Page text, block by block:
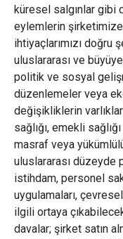
küresel salgınlar gibi
eylemlerin
ihtiyaçlarımızı
uluslararası ve
politik ve sosyal
düzenlemeler veya
değişikliklerin
sağlığı, emekli
masraf veya
uluslararası düzeyde
istihdam, personel
uygulamaları,
ilgili ortaya
davalar; şirket satın